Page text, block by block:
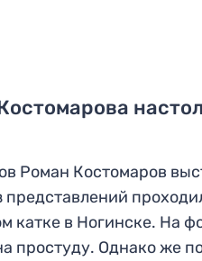
Роман Костомаров
катке в Ногинске. На
простуду. Однако же